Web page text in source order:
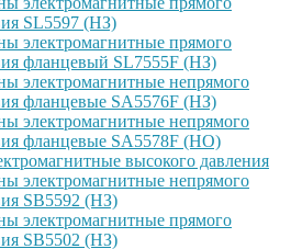
SL5597 (НЗ)
электромагнитные прямого
фланцевый SL7555F (НЗ)
электромагнитные непрямого
фланцевые SA5576F (НЗ)
электромагнитные непрямого
фланцевые SA5578F (НО)
высокого давления
электромагнитные непрямого
SB5592 (НЗ)
электромагнитные прямого
SB5502 (НЗ)